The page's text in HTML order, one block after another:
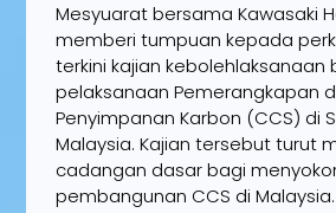
Mesyuarat bersama Kawasaki
memberi tumpuan kepada
terkini kajian kebolehlaksanaan
pelaksanaan Pemerangkapan
Penyimpanan Karbon (CCS) di
Malaysia. Kajian tersebut turut
cadangan dasar bagi
pembangunan CCS di